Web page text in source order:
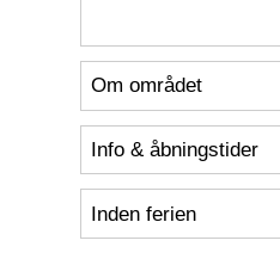
Om området
Info & åbningstider
Inden ferien